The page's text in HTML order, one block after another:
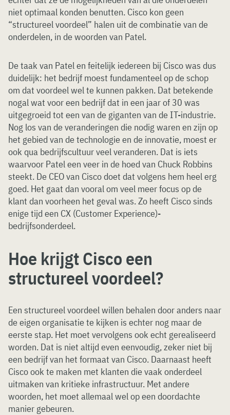
niet optimaal konden benutten. Cisco kon geen
“structureel voordeel” halen uit de combinatie van de
onderdelen, in de woorden van Patel.
De taak van Patel en feitelijk iedereen bij Cisco was dus
duidelijk: het bedrijf moest fundamenteel op de schop
om dat voordeel wel te kunnen pakken. Dat betekende
nogal wat voor een bedrijf dat in een jaar of 30 was
uitgegroeid tot een van de giganten van de IT-industrie.
Nog los van de veranderingen die nodig waren en zijn op
het gebied van de technologie en de innovatie, moest er
ook qua bedrijfscultuur veel veranderen. Dat is iets
waarvoor Patel een veer in de hoed van Chuck Robbins
steekt. De CEO van Cisco doet dat volgens hem heel erg
goed. Het gaat dan vooral om veel meer focus op de
klant dan voorheen het geval was. Zo heeft Cisco sinds
enige tijd een CX (Customer Experience)-
bedrijfsonderdeel.
Hoe krijgt Cisco een
structureel voordeel?
Een structureel voordeel willen behalen door anders naar
de eigen organisatie te kijken is echter nog maar de
eerste stap. Het moet vervolgens ook echt gerealiseerd
worden. Dat is niet altijd even eenvoudig, zeker niet bij
een bedrijf van het formaat van Cisco. Daarnaast heeft
Cisco ook te maken met klanten die vaak onderdeel
uitmaken van kritieke infrastructuur. Met andere
woorden, het moet allemaal wel op een doordachte
manier gebeuren.